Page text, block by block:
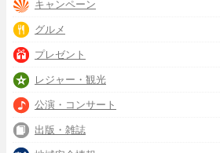
キャンペーン
グルメ
プレゼント
レジャー・観光
公演・コンサート
出版・雑誌